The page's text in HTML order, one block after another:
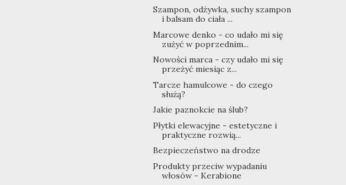
Szampon, odżywka, suchy szampon
i balsam do ciała ...
Marcowe denko - co udało mi się
zużyć w poprzednim...
Nowości marca - czy udało mi się
przeżyć miesiąc z...
Tarcze hamulcowe - do czego
służą?
Jakie paznokcie na ślub?
Płytki elewacyjne - estetyczne i
praktyczne rozwią...
Bezpieczeństwo na drodze
Produkty przeciw wypadaniu
włosów - Kerabione